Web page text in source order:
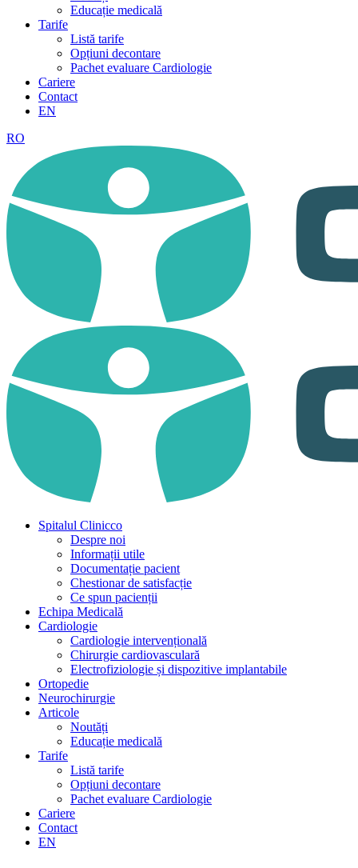
Educație medicală
Tarife
Listă tarife
Opțiuni decontare
Pachet evaluare Cardiologie
Cariere
Contact
EN
RO
Spitalul Clinicco
Despre noi
Informații utile
Documentație pacient
Chestionar de satisfacție
Ce spun pacienții
Echipa Medicală
Cardiologie
Cardiologie intervențională
Chirurgie cardiovasculară
Electrofiziologie și dispozitive implantabile
Ortopedie
Neurochirurgie
Articole
Noutăți
Educație medicală
Tarife
Listă tarife
Opțiuni decontare
Pachet evaluare Cardiologie
Cariere
Contact
EN